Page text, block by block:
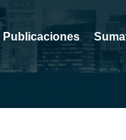
Publicaciones